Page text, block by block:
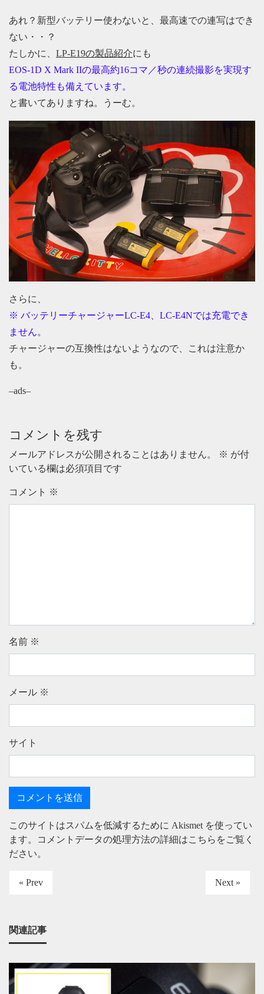
あれ？新型バッテリー使わないと、最高速での連写はでき
ない・・？
たしかに、 LP-E19の製品紹介にも
EOS-1D X Mark IIの最高約16コマ／秒の連続撮影を実現す
る電池特性も備えています。
と書いてありますね。うーむ。
さらに、
※ バッテリーチャージャーLC-E4、LC-E4Nでは充電でき
ません。
チャージャーの互換性はないようなので、これは注意か
も。
–ads–
コメントを残す
メールアドレスが公開されることはありません。 ※ が付
いている欄は必須項目です
コメント ※
名前 ※
メール ※
サイト
このサイトはスパムを低減するために Akismet を使ってい
ます。
コメントデータの処理方法の詳細はこちらをご覧く
ださい。
« Prev Next »
関連記事